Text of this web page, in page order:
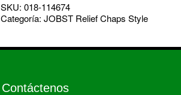
SKU: 018-114674
Categoría: JOBST Relief Chaps Style
Contáctenos